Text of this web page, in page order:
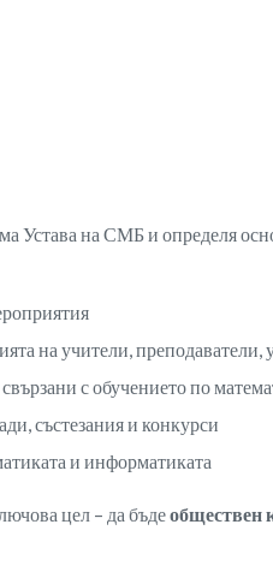
Устава на СМБ и определя
на учители, преподаватели,
с обучението по
състезания и конкурси
и информатиката
цел – да бъдеобществен